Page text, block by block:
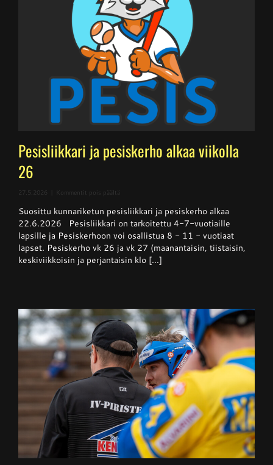
Pesisliikkari ja pesiskerho alkaa viikolla
26
27.5.2026 Kommentit pois päältä
ja
pesiskerho
alkaa
viikolla
26
Suosittu kunnariketun pesisliikkari ja pesiskerho alkaa
22.6.2026 Pesisliikkari on tarkoitettu 4-7-vuotiaille
lapsille ja Pesiskerhoon voi osallistua 8 - 11 - vuotiaat
lapset. Pesiskerho vk 26 ja vk 27 (maanantaisin, tiistaisin,
keskiviikkoisin ja perjantaisin klo [...]